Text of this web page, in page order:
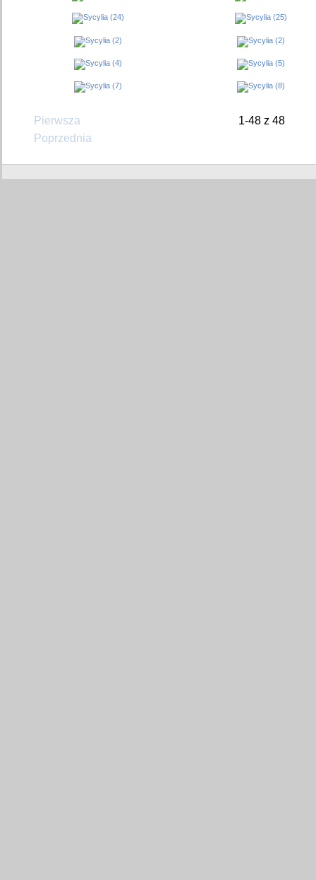
Pierwsza
Poprzednia
1-48 z 48